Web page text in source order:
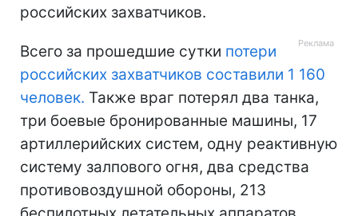
российских захватчиков.
Всего за прошедшие сутки потери
российских захватчиков составили 1 160
человек. Также враг потерял два танка,
три боевые бронированные машины, 17
артиллерийских систем, одну реактивную
систему залпового огня, два средства
противовоздушной обороны, 213